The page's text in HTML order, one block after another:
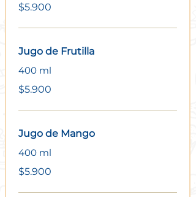
$5.900
Jugo de Frutilla
400 ml
$5.900
Jugo de Mango
400 ml
$5.900